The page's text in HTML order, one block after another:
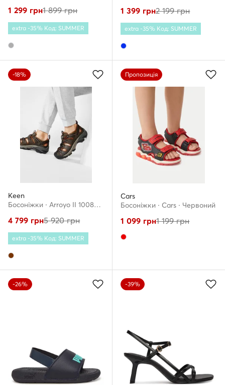
1 299 грн1 899грн
extra -35% Код: SUMMER
1 399 грн2 199грн
extra -35% Код: SUMMER
-18%
Keen
Босоніжки · Arroyo II 1008419 · Коричневий
4 799 грн5 920грн
extra -35% Код: SUMMER
Пропозиція
Cars
Босоніжки · Cars · Червоний
1 099 грн1 199грн
-26% -39%